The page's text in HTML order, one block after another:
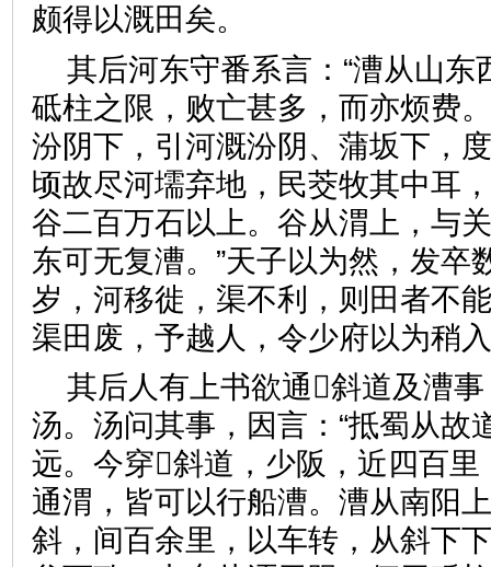
颇得以溉田矣。
其后河东守番系言：“漕从山东
砥柱之限，败亡甚多，而亦烦费
汾阴下，引河溉汾阴、蒲坂下，
顷故尽河壖弃地，民茭牧其中耳
谷二百万石以上。谷从渭上，与
东可无复漕。”天子以为然，发卒
岁，河移徙，渠不利，则田者不
渠田废，予越人，令少府以
其后人有上书欲通斜道及漕
汤。汤问其事，因言：“抵蜀从故
远。今穿斜道，少阪，近四百
通渭，皆可以行船漕。漕从南阳
斜，间百余里，以车转，从斜下